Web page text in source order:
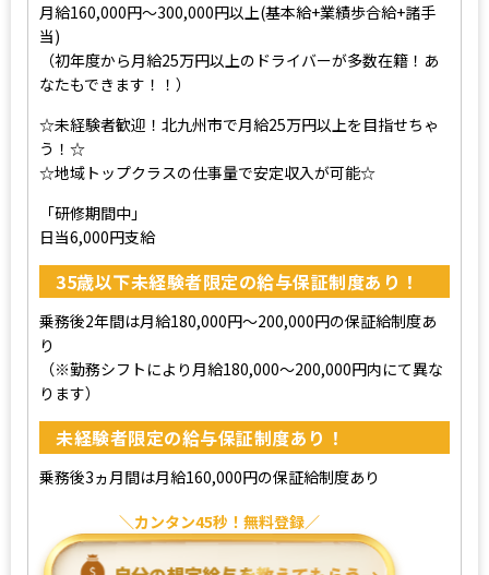
月給160,000円～300,000円以上(基本給+業績歩合給+諸手
当)
（初年度から月給25万円以上のドライバーが多数在籍！あ
なたもできます！！）
☆未経験者歓迎！北九州市で月給25万円以上を目指せちゃ
う！☆
☆地域トップクラスの仕事量で安定収入が可能☆
「研修期間中」
日当6,000円支給
35歳以下未経験者限定の給与保証制度あり！
乗務後2年間は月給180,000円～200,000円の保証給制度あ
り
（※勤務シフトにより月給180,000～200,000円内にて異な
ります）
未経験者限定の給与保証制度あり！
乗務後3ヵ月間は月給160,000円の保証給制度あり
カンタン45秒！無料登録